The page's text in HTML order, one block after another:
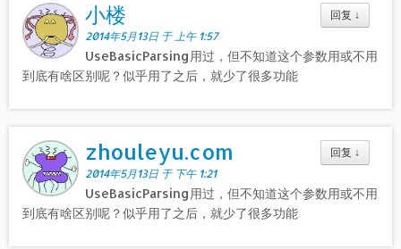
回复 ↓
小楼
2014年5月13日 于 上午 1:57
UseBasicParsing用过，但不知道这个参数用或不用
到底有啥区别呢？似乎用了之后，就少了很多功能
回复 ↓
zhouleyu.com
2014年5月13日 于 下午 1:21
UseBasicParsing用过，但不知道这个参数用或不用
到底有啥区别呢？似乎用了之后，就少了很多功能